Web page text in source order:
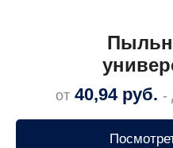
от 40,94 руб. -